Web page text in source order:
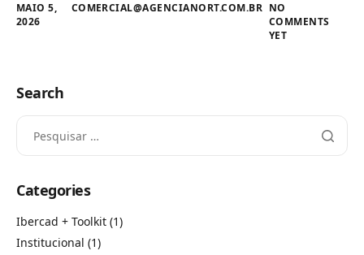
MAIO 5,
2026
COMERCIAL@AGENCIANORT.COM.BR NO
COMMENTS
YET
Search
Categories
Ibercad + Toolkit (1)
Institucional (1)